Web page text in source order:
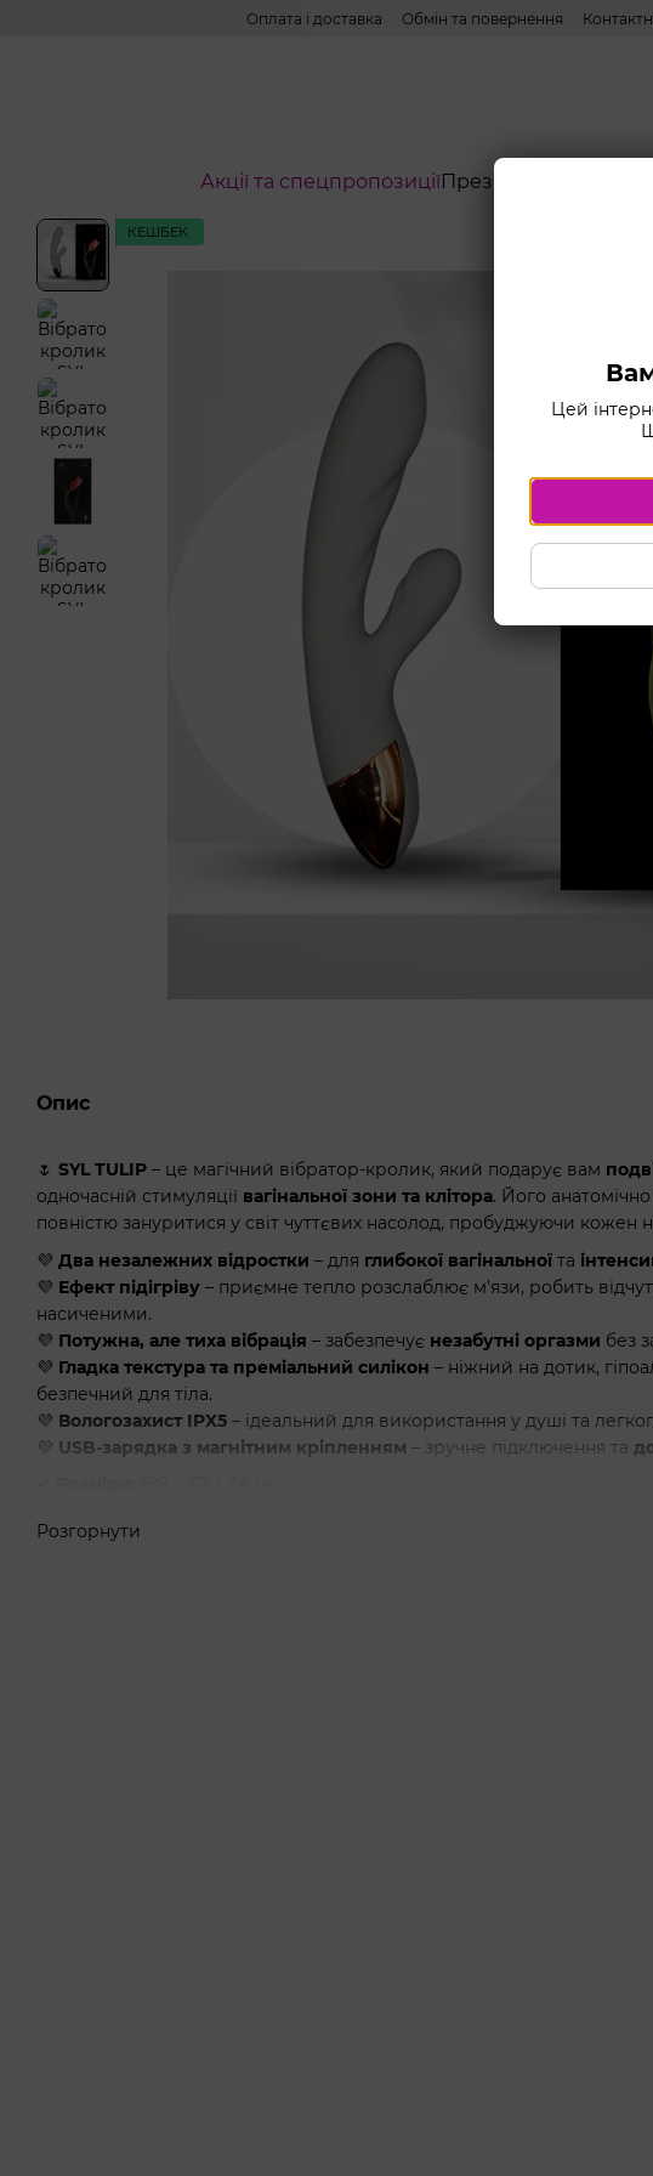
Перейти до основного контентуОплата і доставка Обмін та повернення
Акції та спецпропозиціїПрезервативи
КЕШБЕК
Опис
🌷 SYL TULIP – це магічний вібратор-кролик, який подарує вам
одночасній стимуляції вагінальної зони та клітора. Його
повністю зануритися у світ чуттєвих насолод, пробуджуючи кожен
💜 Два незалежних відростки – для глибокої вагінальної та
💜 Ефект підігріву – приємне тепло розслаблює м’язи, робить
насиченими.
💜 Потужна, але тиха вібрація – забезпечує незабутні оргазми без
💜 Гладка текстура та преміальний силікон – ніжний на дотик,
безпечний для тіла.
💜 Вологозахист IPX5 – ідеальний для використання у душі та
💜 USB-зарядка з магнітним кріпленням – зручне підключення та
✔Живлення:
Розгорнути
Цей